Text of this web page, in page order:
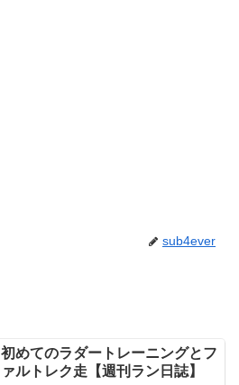
sub4ever
初めてのラダートレーニングとフ
ァルトレク走【週刊ラン日誌】￼